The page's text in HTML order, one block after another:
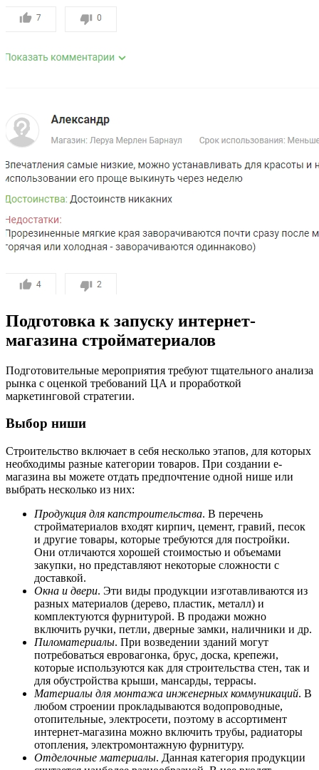
Подготовка к запуску интернет-
магазина стройматериалов
Подготовительные мероприятия требуют тщательного анализа
рынка с оценкой требований ЦА и проработкой
маркетинговой стратегии.
Выбор ниши
Строительство включает в себя несколько этапов, для которых
необходимы разные категории товаров. При создании е-
магазина вы можете отдать предпочтение одной нише или
выбрать несколько из них:
Продукция для капстроительства. В перечень
стройматериалов входят кирпич, цемент, гравий, песок
и другие товары, которые требуются для постройки.
Они отличаются хорошей стоимостью и объемами
закупки, но представляют некоторые сложности с
доставкой.
Окна и двери. Эти виды продукции изготавливаются из
разных материалов (дерево, пластик, металл) и
комплектуются фурнитурой. В продажи можно
включить ручки, петли, дверные замки, наличники и др.
Пиломатериалы. При возведении зданий могут
потребоваться евровагонка, брус, доска, крепежи,
которые используются как для строительства стен, так и
для обустройства крыши, мансарды, террасы.
Материалы для монтажа инженерных коммуникаций. В
любом строении прокладываются водопроводные,
отопительные, электросети, поэтому в ассортимент
интернет-магазина можно включить трубы, радиаторы
отопления, электромонтажную фурнитуру.
Отделочные материалы. Данная категория продукции